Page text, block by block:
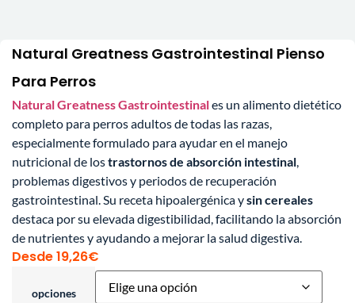
Natural Greatness Gastrointestinal Pienso
Para Perros
Natural Greatness Gastrointestinales un alimento dietético
completo para perros adultos de todas las razas,
especialmente formulado para ayudar en el manejo
nutricional de lostrastornos de absorción intestinal
problemas digestivos y periodos de recuperación
gastrointestinal. Su receta hipoalergénica ysin cereales
destaca por su elevada digestibilidad, facilitando la absorción
de nutrientes y ayudando a mejorar la salud digestiva.
Desde19,26€
opciones